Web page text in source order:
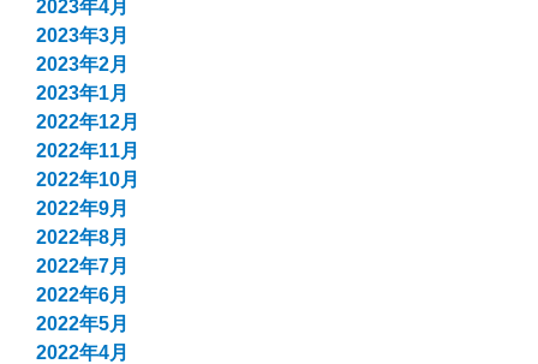
2023年4月
2023年3月
2023年2月
2023年1月
2022年12月
2022年11月
2022年10月
2022年9月
2022年8月
2022年7月
2022年6月
2022年5月
2022年4月